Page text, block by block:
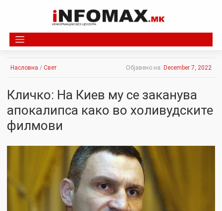
Насловна / Свет Објавено на: December 7, 2022
Кличко: На Киев му се заканува
апокалипса како во холивудските
филмови